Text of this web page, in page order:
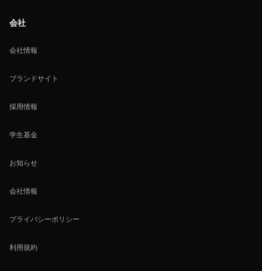
会社
会社情報
ブランドサイト
採用情報
学生基金
お知らせ
会社情報
プライバシーポリシー
利用規約